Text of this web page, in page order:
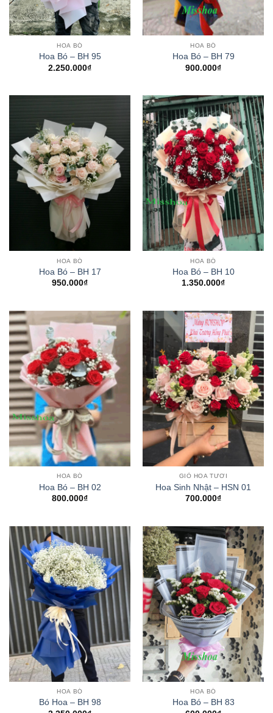
HOA BÓ
Hoa Bó – BH 95
2.250.000₫
HOA BÓ
Hoa Bó – BH 79
900.000₫
HOA BÓ
Hoa Bó – BH 17
950.000₫
HOA BÓ
Hoa Bó – BH 10
1.350.000₫
HOA BÓ
Hoa Bó – BH 02
800.000₫
GIỎ HOA TƯƠI
Hoa Sinh Nhật – HSN 01
700.000₫
HOA BÓ
Bó Hoa – BH 98
HOA BÓ
Hoa Bó – BH 83